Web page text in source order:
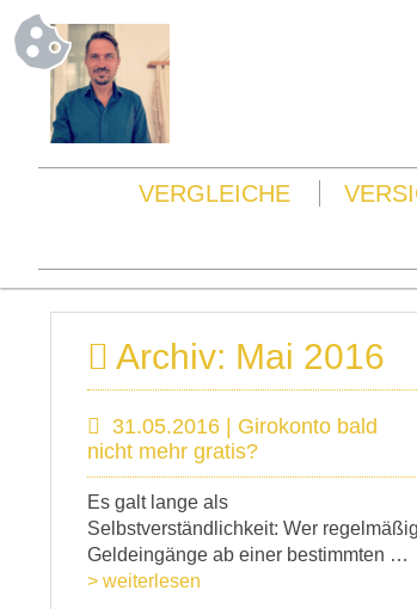
VERGLEICHE
Archiv: Mai 2016
31.05.2016 | Girokonto bald
nicht mehr gratis?
Es galt lange als
Selbstverständlichkeit: Wer regelmäßig
Geldeingänge ab einer bestimmten …
> weiterlesen